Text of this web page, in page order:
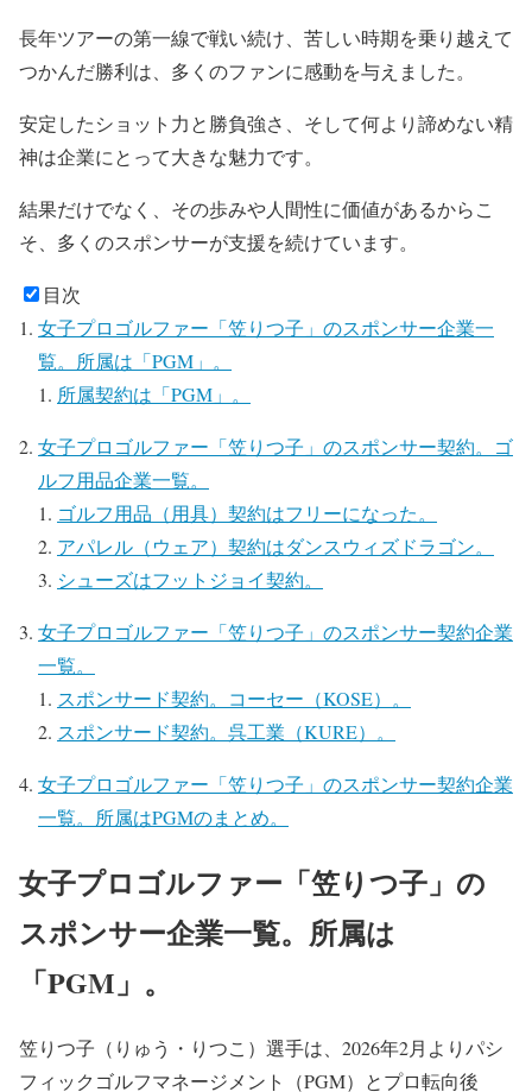
長年ツアーの第一線で戦い続け、苦しい時期を乗り越えて
つかんだ勝利は、多くのファンに感動を与えました。
安定したショット力と勝負強さ、そして何より諦めない精
神は企業にとって大きな魅力です。
結果だけでなく、その歩みや人間性に価値があるからこ
そ、多くのスポンサーが支援を続けています。
目次
女子プロゴルファー「笠りつ子」のスポンサー企業一
覧。所属は「PGM」。
所属契約は「PGM」。
女子プロゴルファー「笠りつ子」のスポンサー契約。ゴ
ルフ用品企業一覧。
ゴルフ用品（用具）契約はフリーになった。
アパレル（ウェア）契約はダンスウィズドラゴン。
シューズはフットジョイ契約。
女子プロゴルファー「笠りつ子」のスポンサー契約企業
一覧。
スポンサード契約。コーセー（KOSE）。
スポンサード契約。呉工業（KURE）。
女子プロゴルファー「笠りつ子」のスポンサー契約企業
一覧。所属はPGMのまとめ。
女子プロゴルファー「笠りつ子」の
スポンサー企業一覧。所属は
「PGM」。
笠りつ子（りゅう・りつこ）選手は、2026年2月よりパシ
フィックゴルフマネージメント（PGM）とプロ転向後